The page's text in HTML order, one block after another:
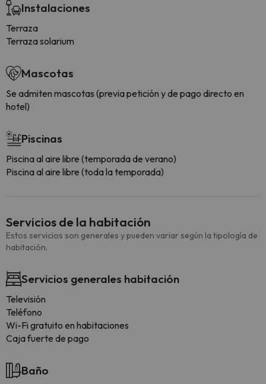
Instalaciones
Terraza
Terraza solarium
Mascotas
Se admiten mascotas (previa petición y de pago directo en
hotel)
Piscinas
Piscina al aire libre (temporada de verano)
Piscina al aire libre (toda la temporada)
Servicios de la habitación
Estos servicios son generales y pueden variar según la tipología de
habitación.
Servicios generales habitación
Televisión
Teléfono
Wi-Fi gratuito en habitaciones
Caja fuerte de pago
Baño